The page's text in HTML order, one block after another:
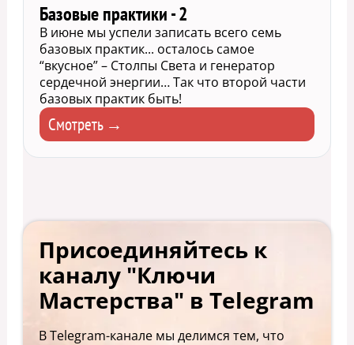
Базовые практики - 2
В июне мы успели записать всего семь
базовых практик... осталось самое
“вкусное” – Столпы Света и генератор
сердечной энергии… Так что второй части
базовых практик быть!
Смотреть →
Присоединяйтесь к
каналу "Ключи
Мастерства" в Telegram
В Telegram-канале мы делимся тем, что